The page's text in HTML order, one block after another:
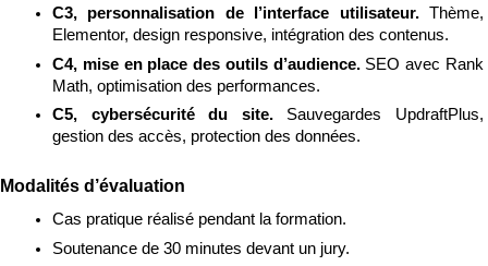
C3, personnalisation de l’interface utilisateur. Thème,
Elementor, design responsive, intégration des contenus.
C4, mise en place des outils d’audience. SEO avec Rank
Math, optimisation des performances.
C5, cybersécurité du site. Sauvegardes UpdraftPlus,
gestion des accès, protection des données.
Modalités d’évaluation
Cas pratique réalisé pendant la formation.
Soutenance de 30 minutes devant un jury.